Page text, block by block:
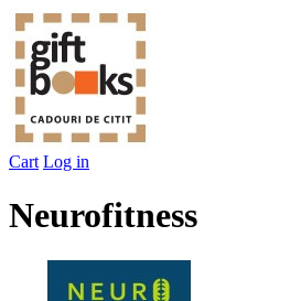
Cart Log in
Neurofitness